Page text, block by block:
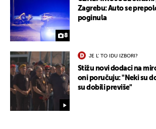
8
Zagrebu: Auto se
poginula
JE L' TO IDU IZBORI?
Stižu novi dodaci na
oni poručuju: "Neki su
su dobili previše"